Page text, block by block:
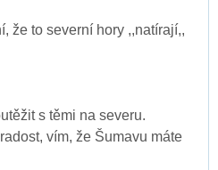
že to severní hory ,,natírají,,
s těmi na severu.
vím, že Šumavu máte